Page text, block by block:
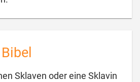
Sklaven oder eine Sklavin